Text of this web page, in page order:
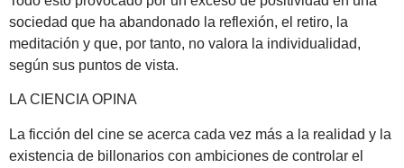
sociedad que ha abandonado la reflexión, el retiro, la
meditación y que, por tanto, no valora la individualidad,
según sus puntos de vista.
LA CIENCIA OPINA
La ficción del cine se acerca cada vez más a la realidad y la
existencia de billonarios con ambiciones de controlar el